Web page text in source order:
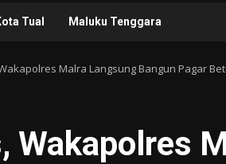
Tual Maluku Tenggara
Malra Langsung Bangun Pagar
Wakapolres